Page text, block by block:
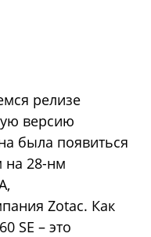
релизе
версию
была появиться
на 28-нм
Zotac. Как
SE – это